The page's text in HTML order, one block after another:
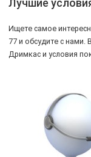
Ищете самое
77 и обсудите с нами.
Дримкас и условия